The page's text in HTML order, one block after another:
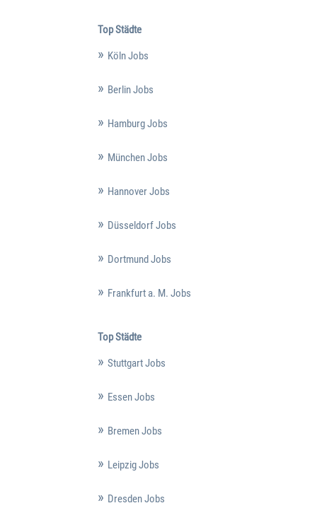
Top Städte
Köln Jobs
Berlin Jobs
Hamburg Jobs
München Jobs
Hannover Jobs
Düsseldorf Jobs
Dortmund Jobs
Frankfurt a. M. Jobs
Top Städte
Stuttgart Jobs
Essen Jobs
Bremen Jobs
Leipzig Jobs
Dresden Jobs